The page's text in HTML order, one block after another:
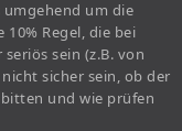
um die
Regel, die bei
sein (z.B. von
sicher sein, ob der
und wie prüfen